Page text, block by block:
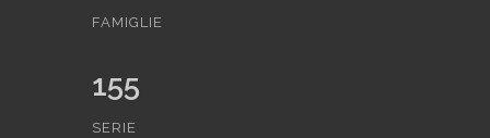
FAMIGLIE
155
SERIE